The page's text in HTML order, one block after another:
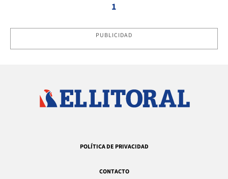
1
PUBLICIDAD
POLÍTICA DE PRIVACIDAD
CONTACTO